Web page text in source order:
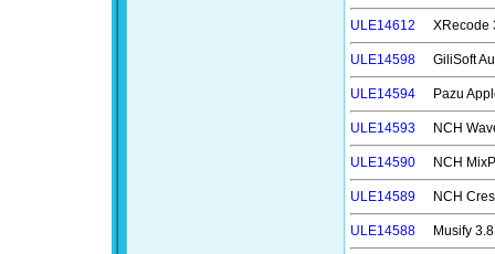
ULE14612 XRecode
ULE14598 GiliSoft
ULE14594 Pazu
ULE14593 NCH
ULE14590 NCH
ULE14589 NCH
ULE14588 Musify